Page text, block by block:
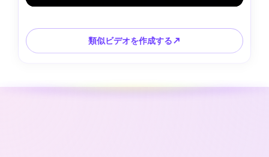
類似ビデオを作成する↗